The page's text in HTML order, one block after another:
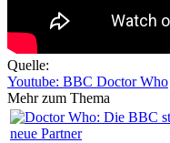
Quelle:
Youtube: BBC Doctor Who
Mehr zum Thema